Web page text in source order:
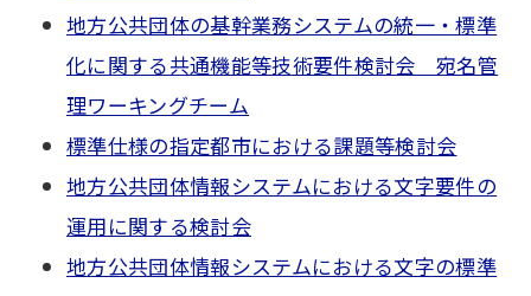
地方公共団体の基幹業務システムの統一・標準
化に関する共通機能等技術要件検討会 宛名管
理ワーキングチーム
標準仕様の指定都市における課題等検討会
地方公共団体情報システムにおける文字要件の
運用に関する検討会
地方公共団体情報システムにおける文字の標準